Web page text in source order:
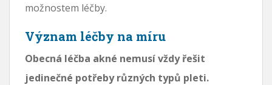
možnostem léčby.
Význam léčby na míru
Obecná léčba akné nemusí vždy řešit
jedinečné potřeby různých typů pleti.